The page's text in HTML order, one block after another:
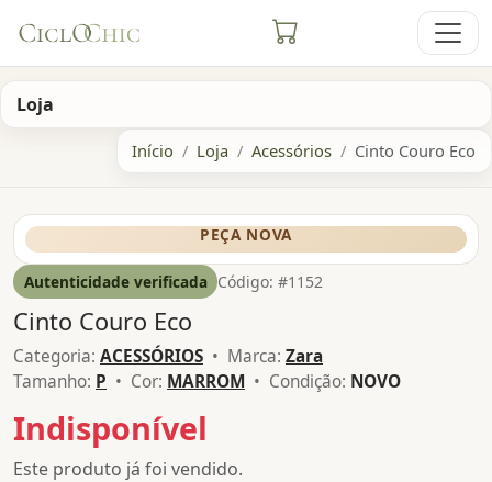
Loja
Início Loja Acessórios Cinto Couro Eco
PEÇA NOVA
Autenticidade verificada Código: #1152
Cinto Couro Eco
Categoria: ACESSÓRIOS • Marca: Zara
Tamanho: P • Cor: MARROM • Condição: NOVO
Indisponível
Este produto já foi vendido.